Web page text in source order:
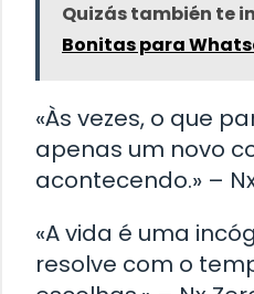
Quizás también te
Bonitas para
«Às vezes, o que
apenas um novo
acontecendo.» –
«A vida é uma
resolve com o